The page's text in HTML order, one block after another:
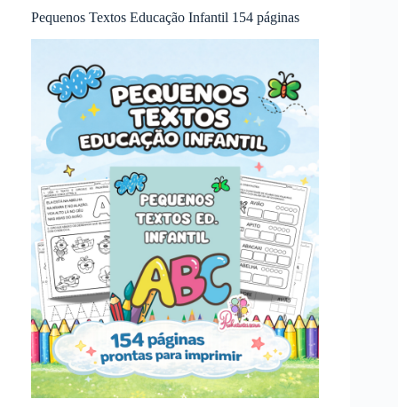
Pequenos Textos Educação Infantil 154 páginas